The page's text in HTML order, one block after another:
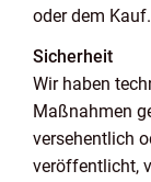
oder dem Kauf.
Sicherheit
Wir haben
Maßnahmen
versehentlich
veröffentlicht,